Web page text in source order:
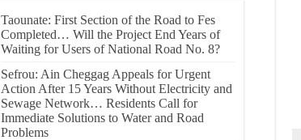
Taounate: First Section of the Road to Fes
Completed… Will the Project End Years of
Waiting for Users of National Road No. 8?
Sefrou: Ain Cheggag Appeals for Urgent
Action After 15 Years Without Electricity and
Sewage Network… Residents Call for
Immediate Solutions to Water and Road
Problems